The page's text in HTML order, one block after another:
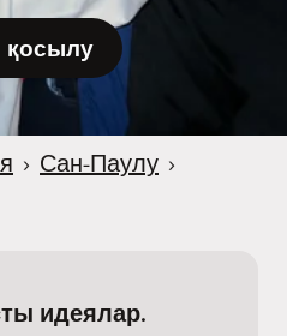
қосылу
› Сан-Паулу ›
идеялар.